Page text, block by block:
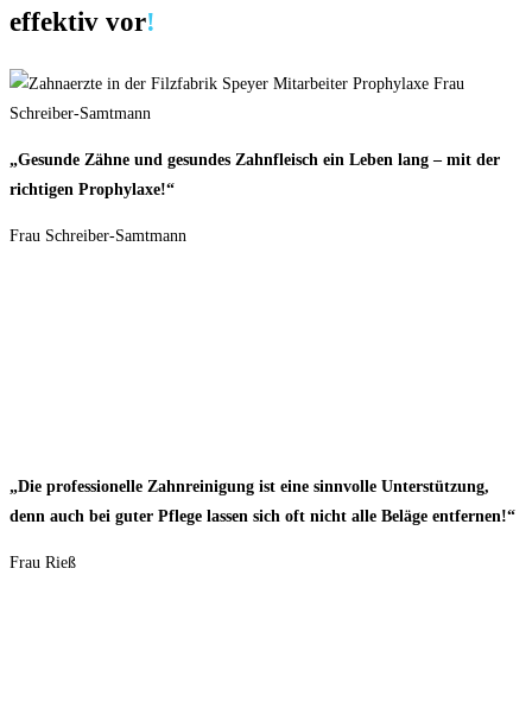
effektiv vor!
„Gesunde Zähne und gesundes Zahnfleisch ein Leben lang – mit der
richtigen Prophylaxe!“
Frau Schreiber-Samtmann
„Die professionelle Zahnreinigung ist eine sinnvolle Unterstützung,
denn auch bei guter Pflege lassen sich oft nicht alle Beläge entfernen!“
Frau Rieß